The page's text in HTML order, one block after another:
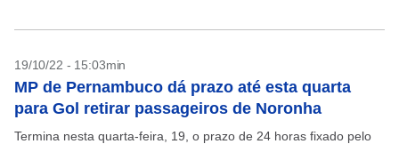
19/10/22 - 15:03min
MP de Pernambuco dá prazo até esta quarta
para Gol retirar passageiros de Noronha
Termina nesta quarta-feira, 19, o prazo de 24 horas fixado pelo